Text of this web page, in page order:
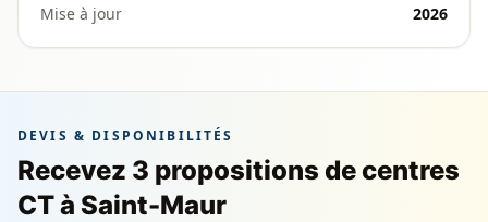
Mise à jour
2026
DEVIS & DISPONIBILITÉS
Recevez 3 propositions de centres
CT à Saint-Maur